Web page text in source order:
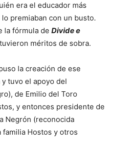
era el educador más
premiaban con un busto.
la fórmula de Divide e
méritos de sobra.
la creación de ese
tuvo el apoyo del
de Emilio del Toro
y entonces presidente de
Negrón (reconocida
Hostos y otros